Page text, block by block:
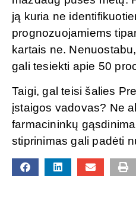
ją kuria ne
prognozuojamiems
kartais ne.
gali tesiekti apie 50
Taigi, gal teisi šalies
įstaigos vadovas? Ne
farmacininkų
stiprinimas gali padėti